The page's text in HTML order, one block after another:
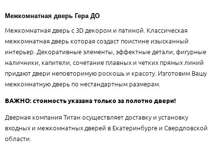
Межкомнатная дверь Гера ДО
Межкомнатная дверь с 3D декором и патиной. Классическая
межкомнатная дверь которая создаст поистине изысканный
интерьер. Декоративные элементы, эффектные детали, фигурные
наличники, капители, сочетание плавных и четких прямых линий
придают двери неповторимую роскошь и красоту. Изготовим Вашу
межкомнатную дверь по нестандартным размерам.
ВАЖНО: стоимость указана только за полотно двери!
Дверная компания Титан осуществляет доставку и установку
входных и межкомнатных дверей в Екатеринбурге и Свердловской
области.